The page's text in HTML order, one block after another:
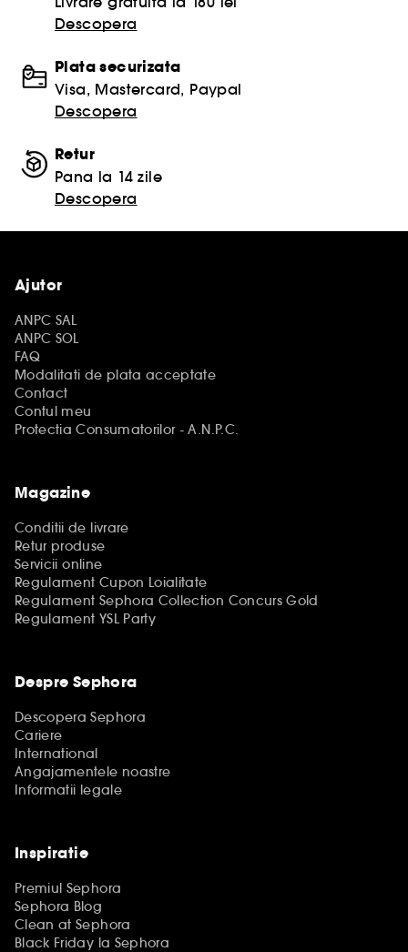
Descopera
Plata securizata
Visa, Mastercard, Paypal
Descopera
Retur
Pana la 14 zile
Descopera
Ajutor
ANPC SAL
ANPC SOL
FAQ
Modalitati de plata acceptate
Contact
Contul meu
Protectia Consumatorilor - A.N.P.C.
Magazine
Conditii de livrare
Retur produse
Servicii online
Regulament Cupon Loialitate
Regulament Sephora Collection Concurs Gold
Regulament YSL Party
Despre Sephora
Descopera Sephora
Cariere
International
Angajamentele noastre
Informatii legale
Inspiratie
Premiul Sephora
Sephora Blog
Clean at Sephora
Black Friday la Sephora